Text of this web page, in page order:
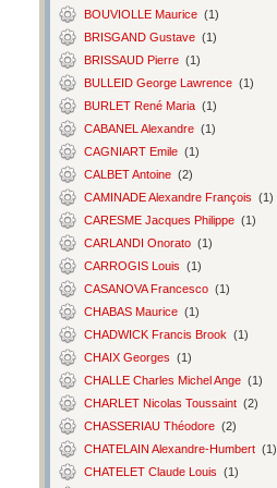
BOUVIOLLE Maurice (1)
BRISGAND Gustave (1)
BRISSAUD Pierre (1)
BULLEID George Lawrence (1)
BURLET René Maria (1)
CABANEL Alexandre (1)
CAGNIART Emile (1)
CALBET Antoine (2)
CAMINADE Alexandre François (1)
CARESME Jacques Philippe (1)
CARLANDI Onorato (1)
CARROGIS Louis (1)
CASANOVA Francesco (1)
CHABAS Maurice (1)
CHADWICK Francis Brook (1)
CHAIX Georges (1)
CHALLE Charles Michel Ange (1)
CHARLET Nicolas Toussaint (2)
CHASSERIAU Théodore (2)
CHATELAIN Alexandre-Humbert (1)
CHATELET Claude Louis (1)